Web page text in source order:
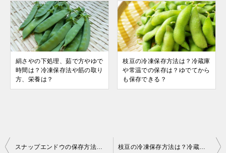
絹さやの下処理、茹で方やゆで
時間は？冷凍保存法や筋の取り
方、栄養は？
枝豆の冷凍保存方法は？冷蔵庫
や常温での保存は？ゆでてから
も保存できる？
投 スナップエンドウの保存方法、冷凍や冷蔵庫で保存期間は？栄養豊富で新鮮さが大事！ 枝豆の冷凍保存方法は？冷蔵庫や常温での保存は？ゆでてからも保存できる？